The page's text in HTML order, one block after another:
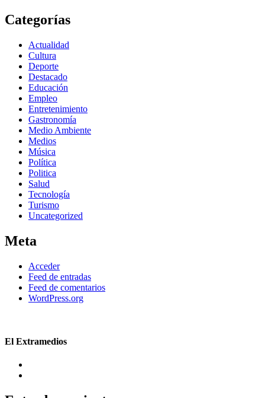
Categorías
Actualidad
Cultura
Deporte
Destacado
Educación
Empleo
Entretenimiento
Gastronomía
Medio Ambiente
Medios
Música
Política
Politica
Salud
Tecnología
Turismo
Uncategorized
Meta
Acceder
Feed de entradas
Feed de comentarios
WordPress.org
El Extramedios